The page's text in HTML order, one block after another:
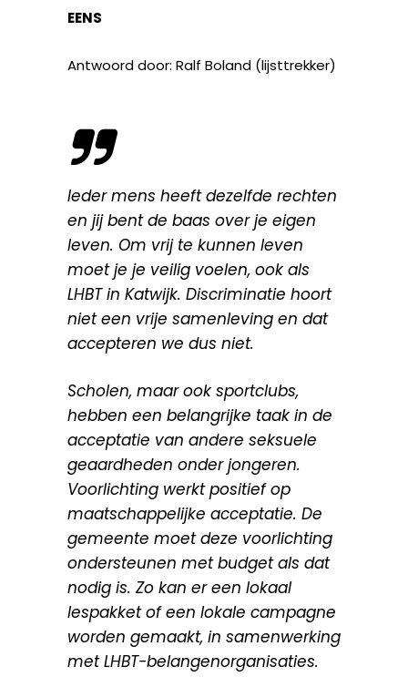
EENS
Antwoord door: Ralf Boland (lijsttrekker)
Ieder mens heeft dezelfde rechten
en jij bent de baas over je eigen
leven. Om vrij te kunnen leven
moet je je veilig voelen, ook als
LHBT in Katwijk. Discriminatie hoort
niet een vrije samenleving en dat
accepteren we dus niet.
Scholen, maar ook sportclubs,
hebben een belangrijke taak in de
acceptatie van andere seksuele
geaardheden onder jongeren.
Voorlichting werkt positief op
maatschappelijke acceptatie. De
gemeente moet deze voorlichting
ondersteunen met budget als dat
nodig is. Zo kan er een lokaal
lespakket of een lokale campagne
worden gemaakt, in samenwerking
met LHBT-belangenorganisaties.